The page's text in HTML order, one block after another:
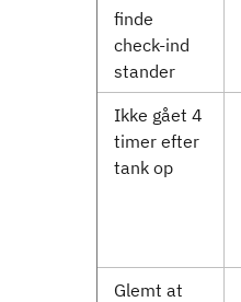
finde
check-ind
stander
Ikke gået 4
timer efter
tank op
Glemt at